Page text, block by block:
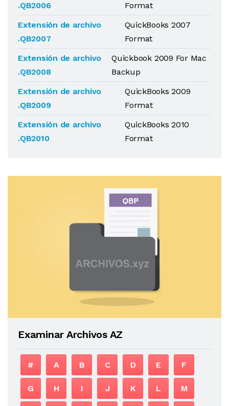
.QB2006
Format
Extensión de archivo
.QB2007
QuickBooks 2007
Format
Extensión de archivo
.QB2008
Quickbook 2009 For Mac
Backup
Extensión de archivo
.QB2009
QuickBooks 2009
Format
Extensión de archivo
.QB2010
QuickBooks 2010
Format
Examinar Archivos AZ
# A B C D E F
G H I J K L M